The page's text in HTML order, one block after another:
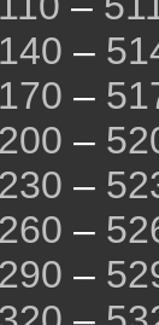
–
–
–
–
–
–